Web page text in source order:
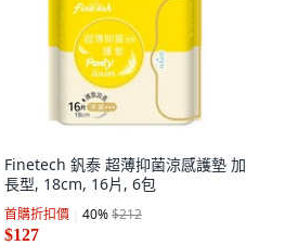
Finetech 釩泰 超薄抑菌涼感護墊 加
長型, 18cm, 16片, 6包
首購折扣價 40%$212
$127